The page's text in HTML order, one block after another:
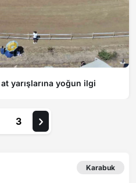
yarışlarına yoğun ilgi
3
Karabuk